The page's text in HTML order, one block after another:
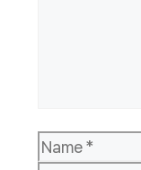
Name